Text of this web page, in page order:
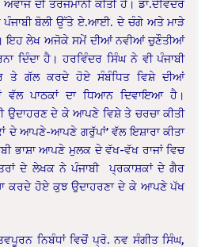
ਦੀ ਤਰਜਮਾਨੀ ਕੀਤੀ ਹੈ। ਡਾ.ਦੇਵਿੰਦਰ
ਪੰਜਾਬੀ ਬੋਲੀ ਉੱਤੇ ਏ.ਆਈ. ਦੇ ਚੰਗੇ ਅਤੇ ਮਾੜੇ
ਇਹ ਲੇਖ ਅਜੋਕੇ ਸਮੇਂ ਦੀਆਂ ਨਵੀਆਂ ਚੁਣੌਤੀਆਂ
ਦਿੰਦਾ ਹੈ। ਹਰਵਿੰਦਰ ਸਿੰਘ ਨੇ ਵੀ ਪੰਜਾਬੀ
ਤੇ ਗੱਲ ਕਰਦੇ ਹੋਏ ਸੰਬੰਧਿਤ ਵਿਸ਼ੇ ਦੀਆਂ
ਵੱਲ ਪਾਠਕਾਂ ਦਾ ਧਿਆਨ ਦਿਵਾਇਆ ਹੈ।
ਉਦਾਹਰਣ ਦੇ ਕੇ ਆਪਣੇ ਵਿਸ਼ੇ ਤੇ ਚਰਚਾ ਕੀਤੀ
ਦੇ ਆਪਣੇ-ਆਪਣੇ ਗਰੁੱਪਾਂ’ ਵੱਲ ਇਸ਼ਾਰਾ ਕੀਤਾ
ਭਾਸ਼ਾ ਆਪਣੇ ਮੁਲਕ ਦੇ ਵੱਖ-ਵੱਖ ਰਾਜਾਂ ਵਿਚ
ਦੇ ਲੇਖਕ ਨੇ ਪੰਜਾਬੀ ਪ੍ਰਕਾਸ਼ਕਾਂ ਦੇ ਗੈਰ
ਕਰਦੇ ਹੋਏ ਕੁਝ ਉਦਾਹਰਣਾ ਦੇ ਕੇ ਆਪਣੇ ਪੱਖ
ਨਿਬੰਧਾਂ ਵਿਚੋਂ ਪ੍ਰੋ. ਨਵ ਸੰਗੀਤ ਸਿੰਘ,